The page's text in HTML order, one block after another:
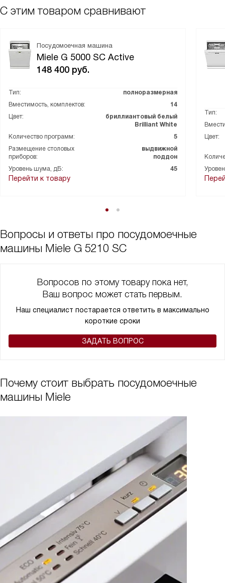
С этим товаром сравнивают
Посудомоечная машина
Miele G 5000 SC Active
148 400 руб.
Тип:
полноразмерная
Вместимость, комплектов:
14
Цвет:
бриллиантовый белый
Brilliant White
Количество программ:
5
Размещение столовых
приборов:
выдвижной
поддон
Уровень шума, дБ:
45
Перейти к товару
Тип:
Цвет:
Вопросы и ответы про посудомоечные
машины Miele G 5210 SC
Вопросов по этому товару пока нет,
Ваш вопрос может стать первым.
Наш специалист постарается ответить в максимально
короткие сроки
ЗАДАТЬ ВОПРОС
Почему стоит выбрать посудомоечные
машины Miele